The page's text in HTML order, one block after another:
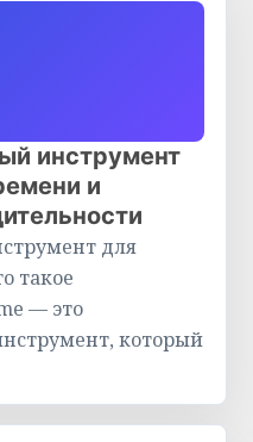
инструмент
и
для
такое
— это
который